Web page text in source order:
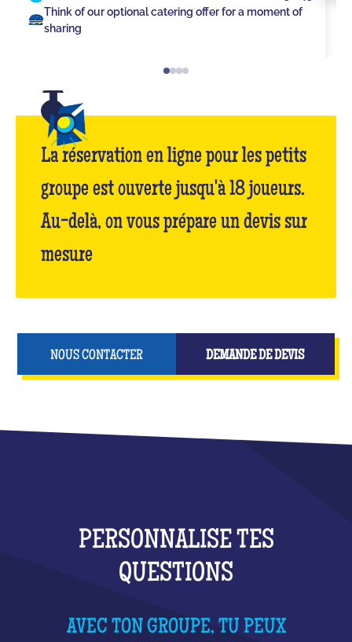
Think of our optional catering offer for a moment of
sharing
La réservation en ligne pour les petits
groupe est ouverte jusqu'à 18 joueurs.
Au-delà, on vous prépare un devis sur
mesure
NOUS CONTACTER DEMANDE DE DEVIS
PERSONNALISE TES
QUESTIONS
AVEC TON GROUPE, TU PEUX